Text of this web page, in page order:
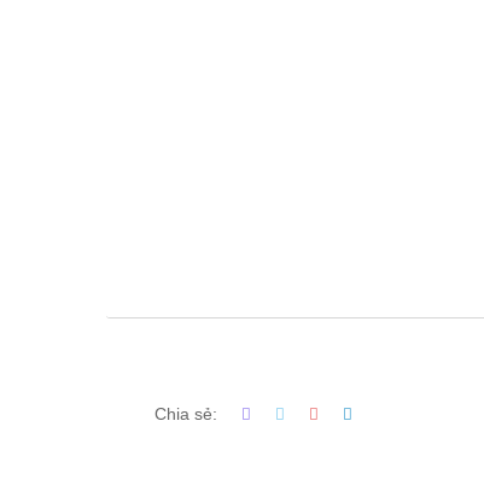
Chia sẻ: